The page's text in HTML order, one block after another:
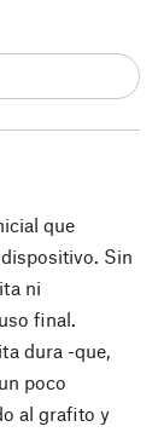
que
Sin
ni
final.
dura -que,
poco
al grafito y